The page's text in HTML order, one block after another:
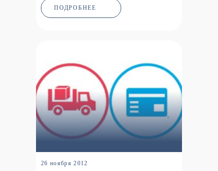
ПОДРОБНЕЕ
26 ноября 2012